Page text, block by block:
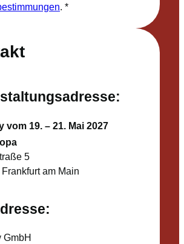
vom 19. – 21. Mai 2027
5
am Main
GmbH
. *